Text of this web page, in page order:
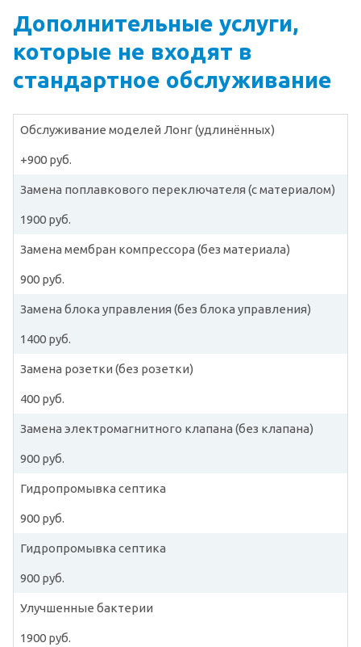
Дополнительные услуги,
которые не входят в
стандартное обслуживание
Обслуживание моделей Лонг (удлинённых)
+900 руб.
Замена поплавкового переключателя (с материалом)
1900 руб.
Замена мембран компрессора (без материала)
900 руб.
Замена блока управления (без блока управления)
1400 руб.
Замена розетки (без розетки)
400 руб.
Замена электромагнитного клапана (без клапана)
900 руб.
Гидропромывка септика
900 руб.
Гидропромывка септика
900 руб.
Улучшенные бактерии
1900 руб.